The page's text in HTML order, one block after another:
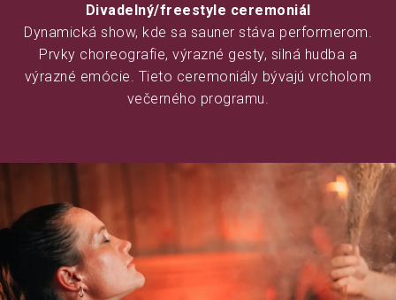
Divadelný/freestyle ceremoniál
Dynamická show, kde sa sauner stáva performerom.
Prvky choreografie, výrazné gesty, silná hudba a
výrazné emócie. Tieto ceremoniály bývajú vrcholom
večerného programu.